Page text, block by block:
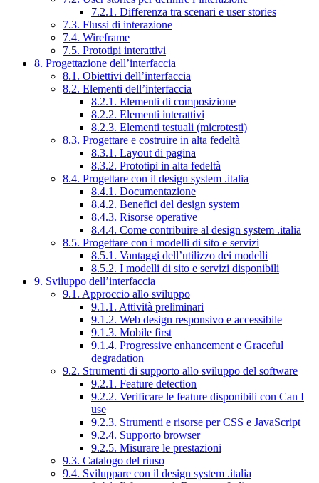
7.2.1. Differenza tra scenari e user stories
7.3. Flussi di interazione
7.4. Wireframe
7.5. Prototipi interattivi
8. Progettazione dell’interfaccia
8.1. Obiettivi dell’interfaccia
8.2. Elementi dell’interfaccia
8.2.1. Elementi di composizione
8.2.2. Elementi interattivi
8.2.3. Elementi testuali (microtesti)
8.3. Progettare e costruire in alta fedeltà
8.3.1. Layout di pagina
8.3.2. Prototipi in alta fedeltà
8.4. Progettare con il design system .italia
8.4.1. Documentazione
8.4.2. Benefici del design system
8.4.3. Risorse operative
8.4.4. Come contribuire al design system .italia
8.5. Progettare con i modelli di sito e servizi
8.5.1. Vantaggi dell’utilizzo dei modelli
8.5.2. I modelli di sito e servizi disponibili
9. Sviluppo dell’interfaccia
9.1. Approccio allo sviluppo
9.1.1. Attività preliminari
9.1.2. Web design responsivo e accessibile
9.1.3. Mobile first
9.1.4. Progressive enhancement e Graceful
degradation
9.2. Strumenti di supporto allo sviluppo del software
9.2.1. Feature detection
9.2.2. Verificare le feature disponibili con Can I
use
9.2.3. Strumenti e risorse per CSS e JavaScript
9.2.4. Supporto browser
9.2.5. Misurare le prestazioni
9.3. Catalogo del riuso
9.4. Sviluppare con il design system .italia